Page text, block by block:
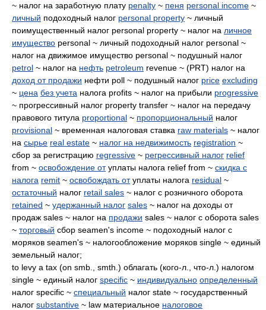
~ налог на заработную плату penalty ~ пеня personal income ~
личный подоходный налог personal property ~ личный
поимущественный налог personal property ~ налог на личное
имущество personal ~ личный подоходный налог personal ~
налог на движимое имущество personal ~ подушный налог
petrol ~ налог на нефть petroleum revenue ~ (PRT) налог на
доход от продажи нефти poll ~ подушный налог price excluding
~ цена без учета налога profits ~ налог на прибыли progressive
~ прогрессивный налог property transfer ~ налог на передачу
правового титула proportional ~ пропорциональный налог
provisional ~ временная налоговая ставка raw materials ~ налог
на сырье real estate ~ налог на недвижимость registration ~
сбор за регистрацию regressive ~ регрессивный налог relief
from ~ освобождение отуплаты налога relief from ~ скидка с
налога remit ~ освобождать отуплаты налога residual ~
остаточный налог retail sales ~ налог с розничного оборота
retained ~ удержанный налог sales ~ налог на доходы от
продаж sales ~ налог на продажи sales ~ налог с оборота sales
~ торговый сбор seamen's income ~ подоходный налог с
моряков seamen's ~ налогообложение моряков single ~ единый
земельный налог;
to levy a tax (on smb., smth.) облагать (кого-л., что-л.) налогом
single ~ единый налог specific ~ индивидуально определенный
налог specific ~ специальный налог state ~ государственный
налог substantive ~ law материальное налоговое